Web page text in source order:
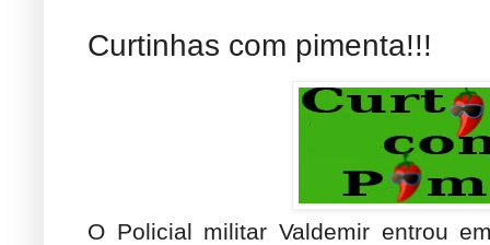
Curtinhas com pimenta!!!
O Policial militar Valdemir entrou